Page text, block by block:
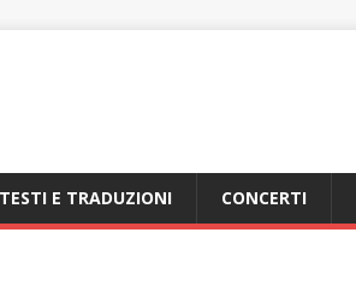
TESTI E TRADUZIONI CONCERTI